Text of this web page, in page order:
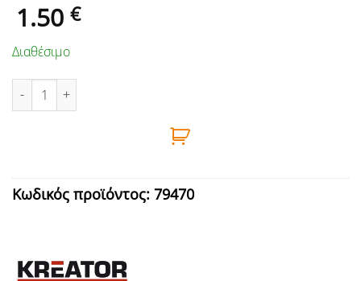
1.50 €
Διαθέσιμο
ΠΟΝΤΟΥΖΙΑ 7mm ΣΕΤ 100ΤΕΜ KREATOR ποσότητα
Κωδικός προϊόντος: 79470